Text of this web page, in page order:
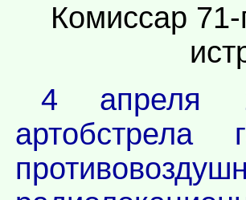
Комиссар
4 апреля